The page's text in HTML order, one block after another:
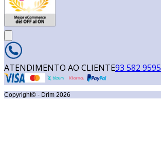
ATENDIMENTO AO CLIENTE93 582 9595
Copyright© - Drim 2026